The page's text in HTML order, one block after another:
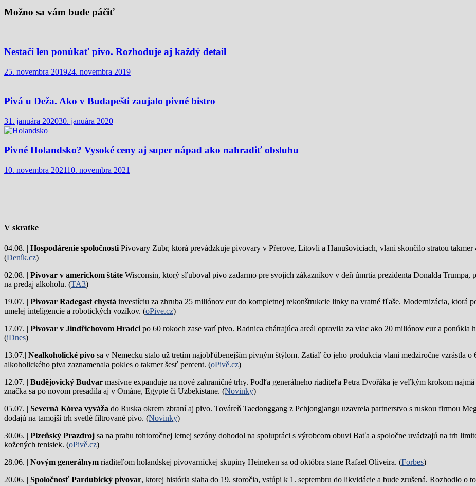
Možno sa vám bude páčiť
Nestačí len ponúkať pivo. Rozhoduje aj každý detail
25. novembra 201924. novembra 2019
Pivá u Deža. Ako v Budapešti zaujalo pivné bistro
31. januára 202030. januára 2020
Pivné Holandsko? Vysoké ceny aj super nápad ako nahradiť obsluhu
10. novembra 202110. novembra 2021
V skratke
04.08. | Hospodárenie spoločnosti Pivovary Zubr, ktorá prevádzkuje pivovary v Přerove, Litovli a Hanušoviciach, vlani skončilo stratou takmer
(Deník.cz)
02.08. | Pivovar v americkom štáte Wisconsin, ktorý sľuboval pivo zadarmo pre svojich zákazníkov v deň úmrtia prezidenta Donalda Trumpa,
na predaj alkoholu. (TA3)
19.07. | Pivovar Radegast chystá investíciu za zhruba 25 miliónov eur do kompletnej rekonštrukcie linky na vratné fľaše. Modernizácia, ktorá
umelej inteligencie a robotických vozíkov. (oPive.cz)
17.07. | Pivovar v Jindřichovom Hradci po 60 rokoch zase varí pivo. Radnica chátrajúca areál opravila za viac ako 20 miliónov eur a ponúkla
(iDnes)
13.07.| Nealkoholické pivo sa v Nemecku stalo už tretím najobľúbenejším pivným štýlom. Zatiaľ čo jeho produkcia vlani medziročne vzrástla o
alkoholického piva zaznamenala pokles o takmer šesť percent. (oPivě.cz)
12.07. | Budějovický Budvar masívne expanduje na nové zahraničné trhy. Podľa generálneho riaditeľa Petra Dvořáka je veľkým krokom
značka sa po novom presadila aj v Ománe, Egypte či Uzbekistane. (Novinky)
05.07. | Severná Kórea vyváža do Ruska okrem zbraní aj pivo. Továreň Taedonggang z Pchjongjangu uzavrela partnerstvo s ruskou firmou
dodajú na tamojší trh svetlé filtrované pivo. (Novinky)
30.06. | Plzeňský Prazdroj sa na prahu tohtoročnej letnej sezóny dohodol na spolupráci s výrobcom obuvi Baťa a spoločne uvádzajú na trh
kožených tenisiek. (oPivě.cz)
28.06. | Novým generálnym riaditeľom holandskej pivovarníckej skupiny Heineken sa od októbra stane Rafael Oliveira. (Forbes)
20.06. | Spoločnosť Pardubický pivovar, ktorej história siaha do 19. storočia, vstúpi k 1. septembru do likvidácie a bude zrušená. Rozhodlo o